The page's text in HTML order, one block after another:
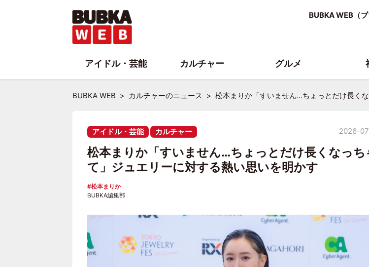
BUBKA WEB（
BUBKA WEB カルチャーのニュース 松本まりか「すいません…ちょっとだけ長く
アイドル・芸能 カルチャー 2026-
松本まりか「すいません…ちょっとだけ長くなっち
て」ジュエリーに対する熱い思いを明かす
松本まりか
BUBKA編集部
アイドル・芸能 カルチャー グルメ